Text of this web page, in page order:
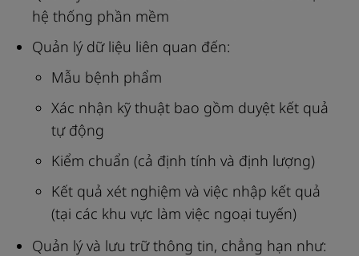
hệ thống phần mềm
Quản lý dữ liệu liên quan đến:
Mẫu bệnh phẩm
Xác nhận kỹ thuật bao gồm duyệt kết quả
tự động
Kiểm chuẩn (cả định tính và định lượng)
Kết quả xét nghiệm và việc nhập kết quả
(tại các khu vực làm việc ngoại tuyến)
Quản lý và lưu trữ thông tin, chẳng hạn như: